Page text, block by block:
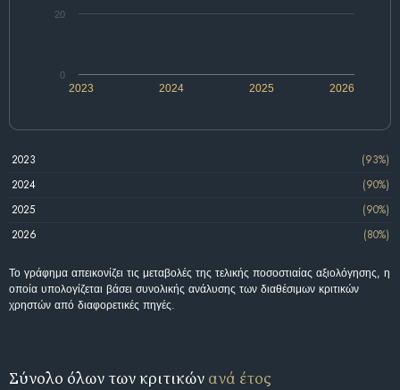
2024 2026
2023 2025
0
20
2023
(93%)
2024
(90%)
2025
(90%)
2026
(80%)
Το γράφημα απεικονίζει τις μεταβολές της τελικής ποσοστιαίας αξιολόγησης, η
οποία υπολογίζεται βάσει συνολικής ανάλυσης των διαθέσιμων κριτικών
χρηστών από διαφορετικές πηγές.
Σύνολο όλων των κριτικών ανά έτος